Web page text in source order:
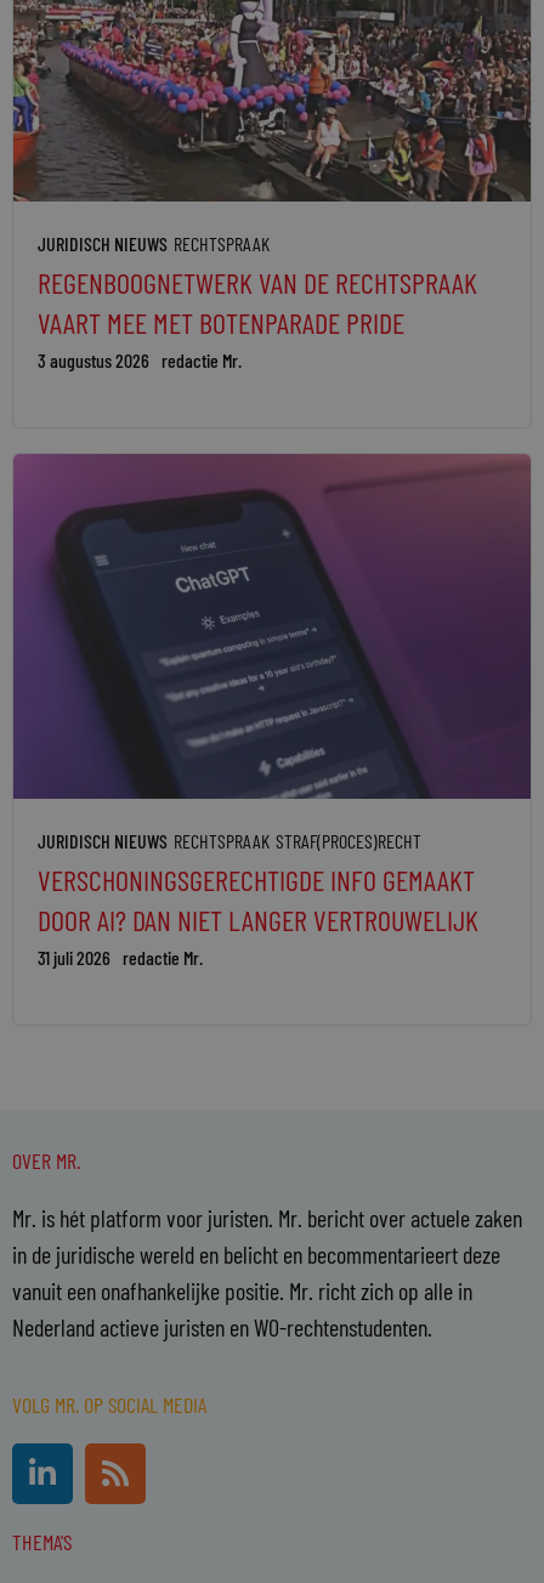
JURIDISCH NIEUWS RECHTSPRAAK
REGENBOOGNETWERK VAN DE RECHTSPRAAK
VAART MEE MET BOTENPARADE PRIDE
3 augustus 2026 redactie Mr.
JURIDISCH NIEUWS RECHTSPRAAK STRAF(PROCES)RECHT
VERSCHONINGSGERECHTIGDE INFO GEMAAKT
DOOR AI? DAN NIET LANGER VERTROUWELIJK
31 juli 2026 redactie Mr.
OVER MR.
Mr. is hét platform voor juristen. Mr. bericht over actuele zaken
in de juridische wereld en belicht en becommentarieert deze
vanuit een onafhankelijke positie. Mr. richt zich op alle in
Nederland actieve juristen en WO-rechtenstudenten.
VOLG MR. OP SOCIAL MEDIA
L
i
n
k
R
s
s
THEMA'S